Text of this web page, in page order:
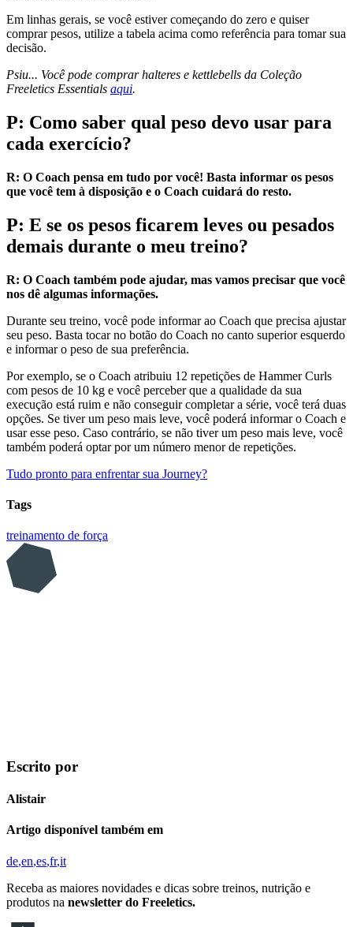
Em linhas gerais, se você estiver começando do zero e quiser
comprar pesos, utilize a tabela acima como referência para tomar sua
decisão.
Psiu... Você pode comprar halteres e kettlebells da Coleção
Freeletics Essentials aqui.
P: Como saber qual peso devo usar para
cada exercício?
R: O Coach pensa em tudo por você! Basta informar os pesos
que você tem à disposição e o Coach cuidará do resto.
P: E se os pesos ficarem leves ou pesados
demais durante o meu treino?
R: O Coach também pode ajudar, mas vamos precisar que você
nos dê algumas informações.
Durante seu treino, você pode informar ao Coach que precisa ajustar
seu peso. Basta tocar no botão do Coach no canto superior esquerdo
e informar o peso de sua preferência.
Por exemplo, se o Coach atribuiu 12 repetições de Hammer Curls
com pesos de 10 kg e você perceber que a qualidade da sua
execução está ruim e não conseguir completar a série, você terá duas
opções. Se tiver um peso mais leve, você poderá informar o Coach e
usar esse peso. Caso contrário, se não tiver um peso mais leve, você
também poderá optar por um número menor de repetições.
Tudo pronto para enfrentar sua Journey?
Tags
treinamento de força
Escrito por
Alistair
Artigo disponível também em
de en es fr it
Receba as maiores novidades e dicas sobre treinos, nutrição e
produtos na newsletter do Freeletics.